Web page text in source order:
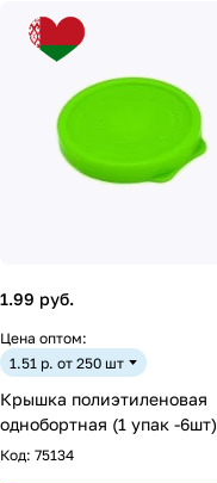
1.99 руб.
Цена оптом:
1.51 р. от 250 шт
Крышка полиэтиленовая
однобортная (1 упак -6шт)
Код: 75134